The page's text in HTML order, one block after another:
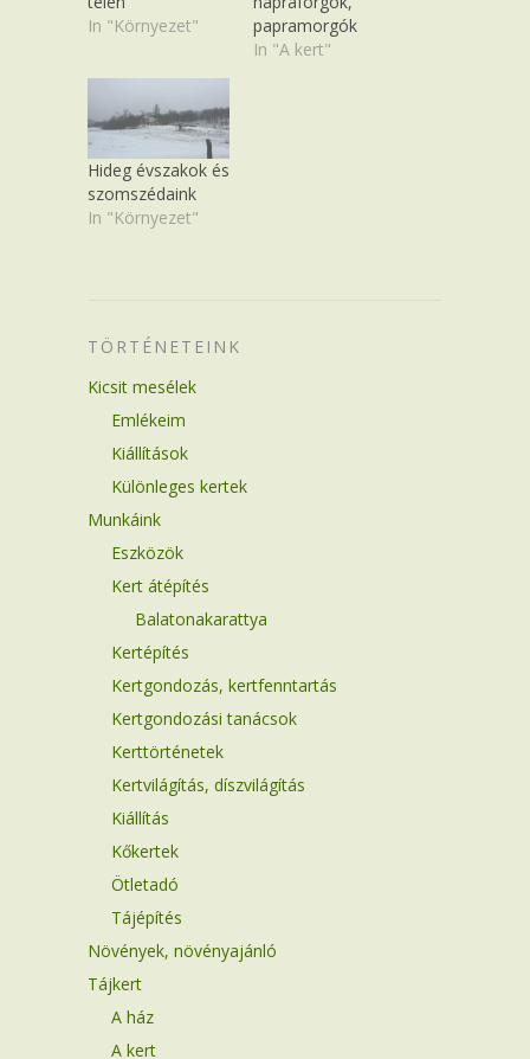
In "Környezet"
papramorgók
In "A kert"
Hideg évszakok és
szomszédaink
In "Környezet"
TÖRTÉNETEINK
Kicsit mesélek
Emlékeim
Kiállítások
Különleges kertek
Munkáink
Eszközök
Kert átépítés
Balatonakarattya
Kertépítés
Kertgondozás, kertfenntartás
Kertgondozási tanácsok
Kerttörténetek
Kertvilágítás, díszvilágítás
Kiállítás
Kőkertek
Ötletadó
Tájépítés
Növények, növényajánló
Tájkert
A ház
A kert